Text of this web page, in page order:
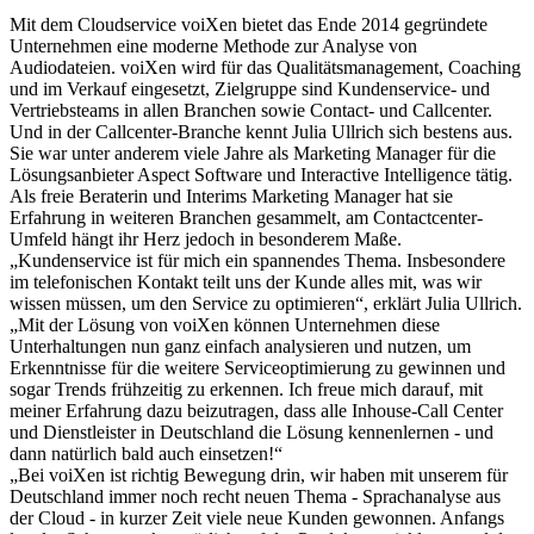
Mit dem Cloudservice voiXen bietet das Ende 2014 gegründete
Unternehmen eine moderne Methode zur Analyse von
Audiodateien. voiXen wird für das Qualitätsmanagement, Coaching
und im Verkauf eingesetzt, Zielgruppe sind Kundenservice- und
Vertriebsteams in allen Branchen sowie Contact- und Callcenter.
Und in der Callcenter-Branche kennt Julia Ullrich sich bestens aus.
Sie war unter anderem viele Jahre als Marketing Manager für die
Lösungsanbieter Aspect Software und Interactive Intelligence tätig.
Als freie Beraterin und Interims Marketing Manager hat sie
Erfahrung in weiteren Branchen gesammelt, am Contactcenter-
Umfeld hängt ihr Herz jedoch in besonderem Maße.
„Kundenservice ist für mich ein spannendes Thema. Insbesondere
im telefonischen Kontakt teilt uns der Kunde alles mit, was wir
wissen müssen, um den Service zu optimieren“, erklärt Julia Ullrich.
„Mit der Lösung von voiXen können Unternehmen diese
Unterhaltungen nun ganz einfach analysieren und nutzen, um
Erkenntnisse für die weitere Serviceoptimierung zu gewinnen und
sogar Trends frühzeitig zu erkennen. Ich freue mich darauf, mit
meiner Erfahrung dazu beizutragen, dass alle Inhouse-Call Center
und Dienstleister in Deutschland die Lösung kennenlernen - und
dann natürlich bald auch einsetzen!“
„Bei voiXen ist richtig Bewegung drin, wir haben mit unserem für
Deutschland immer noch recht neuen Thema - Sprachanalyse aus
der Cloud - in kurzer Zeit viele neue Kunden gewonnen. Anfangs